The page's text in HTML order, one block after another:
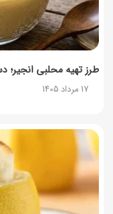
طرز تهیه محلبی انجیر؛
17 مرداد 1405